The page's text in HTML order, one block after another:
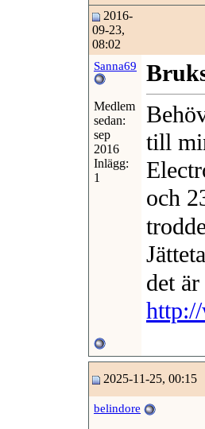
2016-
09-23,
08:02
Sanna69
Medlem
sedan:
sep
2016
Inlägg:
1
till
och
det
2025-11-25, 00:15
belindore